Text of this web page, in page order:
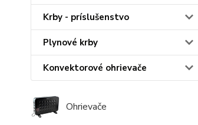
Krby - príslušenstvo
Plynové krby
Konvektorové ohrievače
Ohrievače